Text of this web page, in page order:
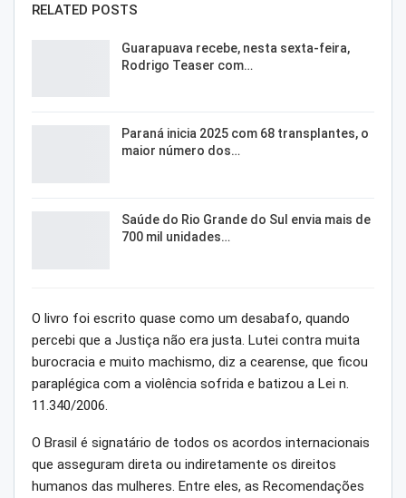
RELATED POSTS
Guarapuava recebe, nesta sexta-feira,
Rodrigo Teaser com…
Paraná inicia 2025 com 68 transplantes, o
maior número dos…
Saúde do Rio Grande do Sul envia mais de
700 mil unidades…
O livro foi escrito quase como um desabafo, quando
percebi que a Justiça não era justa. Lutei contra muita
burocracia e muito machismo, diz a cearense, que ficou
paraplégica com a violência sofrida e batizou a Lei n.
11.340/2006.
O Brasil é signatário de todos os acordos internacionais
que asseguram direta ou indiretamente os direitos
humanos das mulheres. Entre eles, as Recomendações